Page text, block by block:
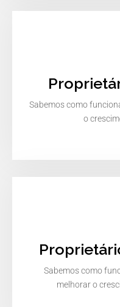
Sabemos como
o
Sabemos como
melhorar o